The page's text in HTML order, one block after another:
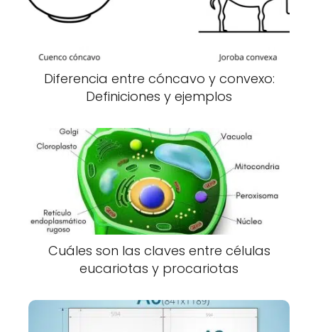
Diferencia entre cóncavo y convexo:
Definiciones y ejemplos
Cuáles son las claves entre células
eucariotas y procariotas